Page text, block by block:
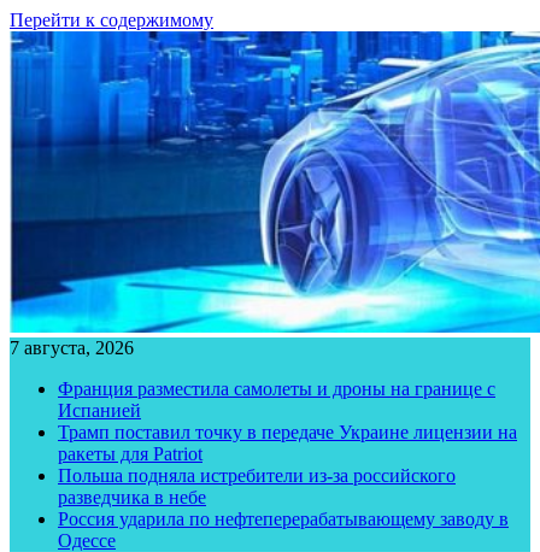
Перейти к содержимому
7 августа, 2026
Франция разместила самолеты и дроны на границе с
Испанией
Трамп поставил точку в передаче Украине лицензии на
ракеты для Patriot
Польша подняла истребители из-за российского
разведчика в небе
Россия ударила по нефтеперерабатывающему заводу в
Одессе